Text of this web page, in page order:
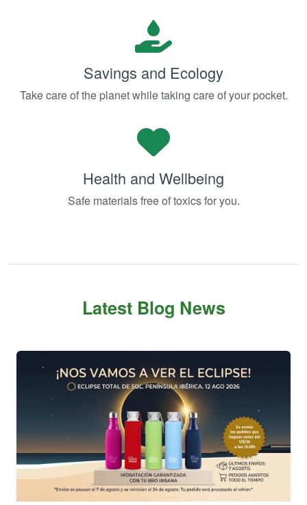
Savings and Ecology
Take care of the planet while taking care of your pocket.
Health and Wellbeing
Safe materials free of toxics for you.
Latest Blog News